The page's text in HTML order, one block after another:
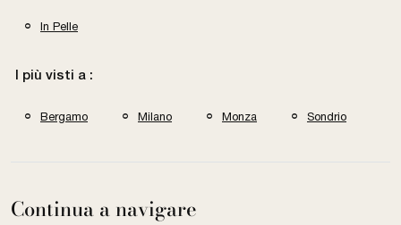
In Pelle
I più visti a :
Bergamo Milano Monza Sondrio
Continua a navigare